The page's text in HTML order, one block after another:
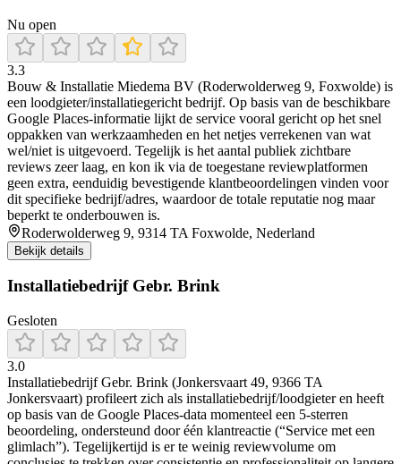
Nu open
3.3
Bouw & Installatie Miedema BV (Roderwolderweg 9, Foxwolde) is
een loodgieter/installatiegericht bedrijf. Op basis van de beschikbare
Google Places-informatie lijkt de service vooral gericht op het snel
oppakken van werkzaamheden en het netjes verrekenen van wat
wel/niet is uitgevoerd. Tegelijk is het aantal publiek zichtbare
reviews zeer laag, en kon ik via de toegestane reviewplatformen
geen extra, eenduidig bevestigende klantbeoordelingen vinden voor
dit specifieke bedrijf/adres, waardoor de totale reputatie nog maar
beperkt te onderbouwen is.
Roderwolderweg 9, 9314 TA Foxwolde, Nederland
Bekijk details
Installatiebedrijf Gebr. Brink
Gesloten
3.0
Installatiebedrijf Gebr. Brink (Jonkersvaart 49, 9366 TA
Jonkersvaart) profileert zich als installatiebedrijf/loodgieter en heeft
op basis van de Google Places-data momenteel een 5-sterren
beoordeling, ondersteund door één klantreactie (“Service met een
glimlach”). Tegelijkertijd is er te weinig reviewvolume om